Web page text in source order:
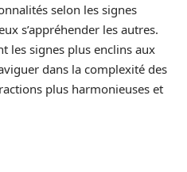
selon les signes
s’appréhender les autres.
les signes plus enclins aux
dans la complexité des
plus harmonieuses et